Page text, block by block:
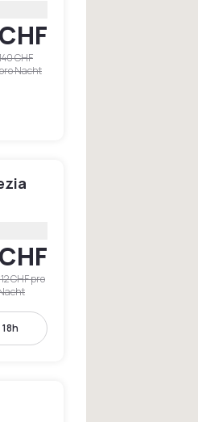
CHF
Nacht
CHFpro
18h